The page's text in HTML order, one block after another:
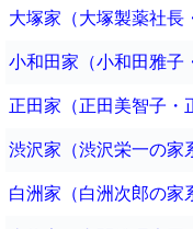
大塚家（大塚製薬社長
小和田家（小和田雅子
正田家（正田美智子・
渋沢家（渋沢栄一の家
白洲家（白洲次郎の家